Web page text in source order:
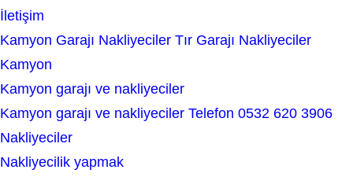
İletişim
Kamyon Garajı Nakliyeciler Tır Garajı Nakliyeciler
Kamyon
Kamyon garajı ve nakliyeciler
Kamyon garajı ve nakliyeciler Telefon 0532 620 3906
Nakliyeciler
Nakliyecilik yapmak